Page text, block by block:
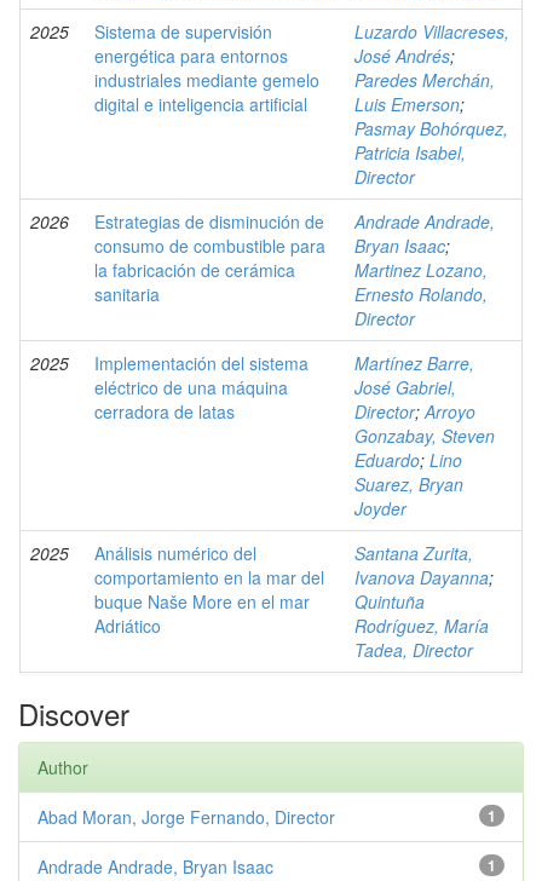
2025
Sistema de supervisión
energética para entornos
industriales mediante gemelo
digital e inteligencia artificial
Luzardo Villacreses,
José Andrés;
Paredes Merchán,
Luis Emerson;
Pasmay Bohórquez,
Patricia Isabel,
Director
2026
Estrategias de disminución de
consumo de combustible para
la fabricación de cerámica
sanitaria
Andrade Andrade,
Bryan Isaac;
Martinez Lozano,
Ernesto Rolando,
Director
2025
Implementación del sistema
eléctrico de una máquina
cerradora de latas
Martínez Barre,
José Gabriel,
Director;Arroyo
Gonzabay, Steven
Eduardo; Lino
Suarez, Bryan
Joyder
2025
Análisis numérico del
comportamiento en la mar del
buque Naše More en el mar
Adriático
Santana Zurita,
Ivanova Dayanna;
Quintuña
Rodríguez, María
Tadea, Director
Discover
Author
1
Abad Moran, Jorge Fernando, Director
1
Andrade Andrade, Bryan Isaac